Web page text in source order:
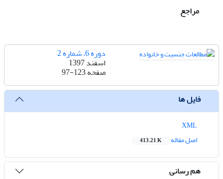
مراجع
دوره 6، شماره 2
اسفند 1397
صفحه97-123
فایل ها
اصل مقاله
413.21 K
هم رسانی